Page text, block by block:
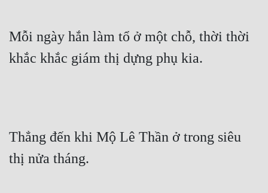
Vô Địch Lưu
Xây Dựng Thế Lực
Mỗi ngày hắn làm tổ ở một chỗ, thời thời
khắc khắc giám thị dựng phụ kia.
Thẳng đến khi Mộ Lê Thần ở trong siêu
thị nửa tháng.